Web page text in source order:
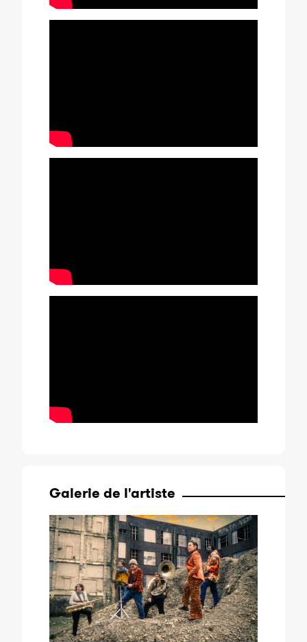
Galerie de l'artiste